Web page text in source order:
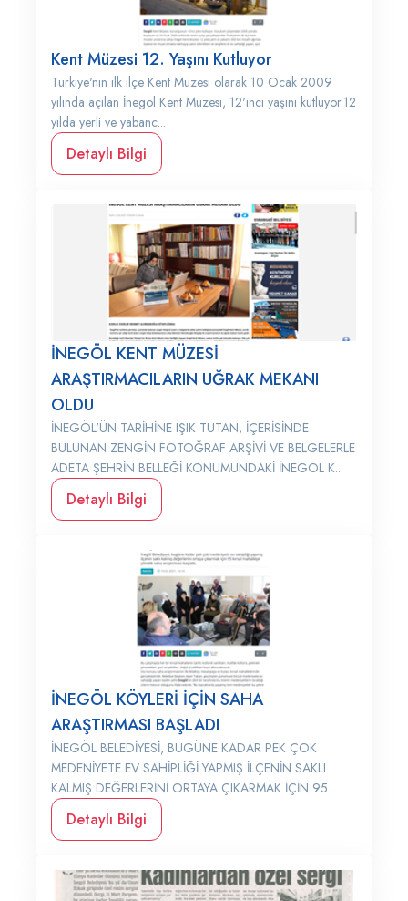
Kent Müzesi 12. Yaşını Kutluyor
Türkiye'nin ilk ilçe Kent Müzesi olarak 10 Ocak 2009
yılında açılan İnegöl Kent Müzesi, 12'inci yaşını kutluyor.12
yılda yerli ve yabanc...
Detaylı Bilgi
İNEGÖL KENT MÜZESİ
ARAŞTIRMACILARIN UĞRAK MEKANI
OLDU
İNEGÖL'ÜN TARİHİNE IŞIK TUTAN, İÇERİSİNDE
BULUNAN ZENGİN FOTOĞRAF ARŞİVİ VE BELGELERLE
ADETA ŞEHRİN BELLEĞİ KONUMUNDAKİ İNEGÖL K...
Detaylı Bilgi
İNEGÖL KÖYLERİ İÇİN SAHA
ARAŞTIRMASI BAŞLADI
İNEGÖL BELEDİYESİ, BUGÜNE KADAR PEK ÇOK
MEDENİYETE EV SAHİPLİĞİ YAPMIŞ İLÇENİN SAKLI
KALMIŞ DEĞERLERİNİ ORTAYA ÇIKARMAK İÇİN 95...
Detaylı Bilgi